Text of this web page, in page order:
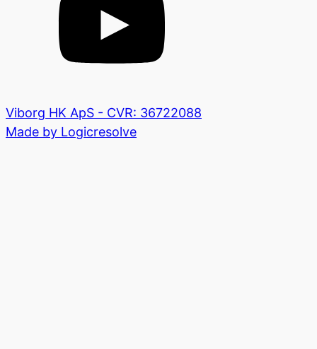
Viborg HK ApS - CVR: 36722088
Made by Logicresolve